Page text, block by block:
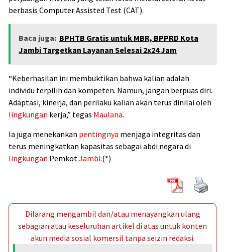
berbasis Computer Assisted Test (CAT).
Baca juga: BPHTB Gratis untuk MBR, BPPRD Kota
Jambi Targetkan Layanan Selesai 2x24 Jam
“Keberhasilan ini membuktikan bahwa kalian adalah
individu terpilih dan kompeten. Namun, jangan berpuas diri.
Adaptasi, kinerja, dan perilaku kalian akan terus dinilai oleh
lingkungan kerja,” tegas Maulana.
Ia juga menekankan pentingnya menjaga integritas dan
terus meningkatkan kapasitas sebagai abdi negara di
lingkungan Pemkot Jambi.(*)
Dilarang mengambil dan/atau menayangkan ulang
sebagian atau keseluruhan artikel di atas untuk konten
akun media sosial komersil tanpa seizin redaksi.